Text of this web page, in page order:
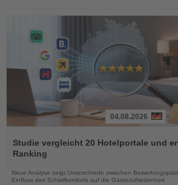
Sie
die
Nachrichten
04.08.2026
Studie vergleicht 20 Hotelportale und
Ranking
Neue Analyse zeigt Unterschiede zwischen
Einfluss des Schlafkomforts auf die Gästezufriedenheit